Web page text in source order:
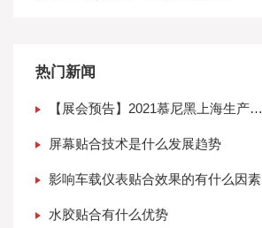
热门新闻
【展会预告】2021慕尼黑上海生产设
屏幕贴合技术是什么发展趋势
影响车载仪表贴合效果的有什么因素
水胶贴合有什么优势